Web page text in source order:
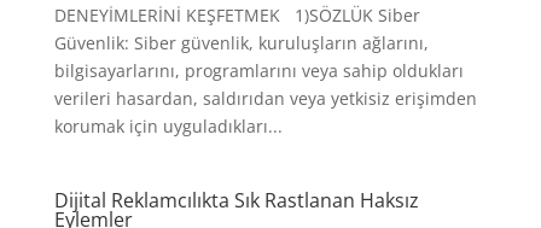
DENEYİMLERİNİ KEŞFETMEK 1)SÖZLÜK Siber
Güvenlik: Siber güvenlik, kuruluşların ağlarını,
bilgisayarlarını, programlarını veya sahip oldukları
verileri hasardan, saldırıdan veya yetkisiz erişimden
korumak için uyguladıkları...
Dijital Reklamcılıkta Sık Rastlanan Haksız
Eylemler